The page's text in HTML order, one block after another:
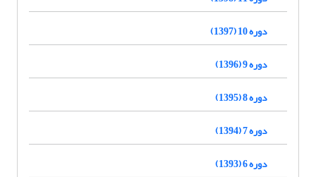
دوره 10 (1397)
دوره 9 (1396)
دوره 8 (1395)
دوره 7 (1394)
دوره 6 (1393)